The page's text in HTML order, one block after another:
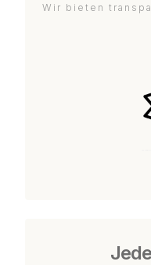
Wir bieten